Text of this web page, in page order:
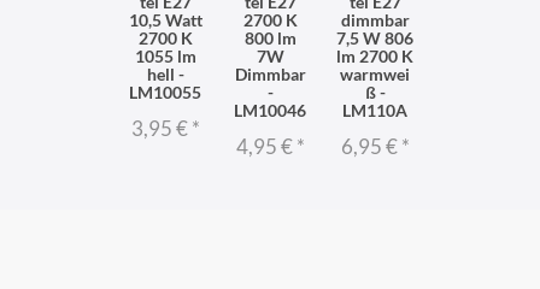
10,5 Watt
2700 K
1055 lm
hell -
LM10055
3,95 €*
2700 K
800 lm
7W
Dimmbar
-
LM10046
4,95 €*
dimmbar
7,5 W 806
lm 2700 K
warmwei
ß -
LM110A
6,95 €*